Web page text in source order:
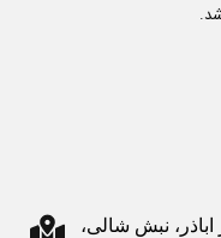
اباذر، نبش شالی،